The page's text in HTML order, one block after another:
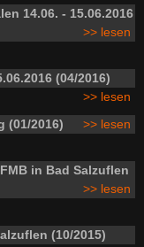
14.06. - 15.06.2016
>> lesen
(04/2016)
>> lesen
(01/2016)
>> lesen
in Bad Salzuflen
>> lesen
(10/2015)